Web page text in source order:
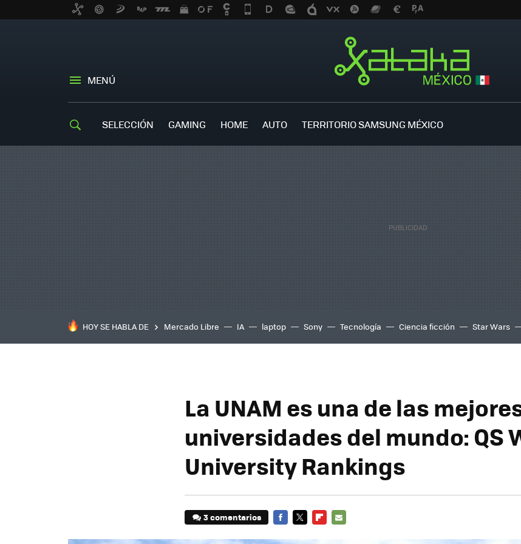
MENÚ
SELECCIÓN GAMING HOME AUTO TERRITORIO SAMSUNG MÉXICO
HOY SE HABLA DE Mercado Libre IA laptop Sony Tecnología Ciencia ficción Star Wars
La UNAM es una de las
universidades del mundo: QS
University Rankings
3 comentarios